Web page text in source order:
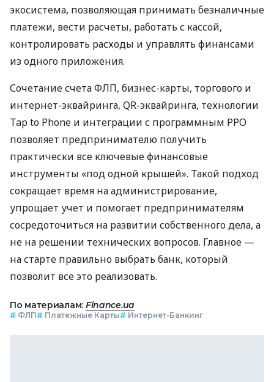
экосистема, позволяющая принимать безналичные
платежи, вести расчеты, работать с кассой,
контролировать расходы и управлять финансами
из одного приложения.
Сочетание счета ФЛП, бизнес-карты, торгового и
интернет-эквайринга, QR-эквайринга, технологии
Tap to Phone и интеграции с программным РРО
позволяет предпринимателю получить
практически все ключевые финансовые
инструменты «под одной крышей». Такой подход
сокращает время на администрирование,
упрощает учет и помогает предпринимателям
сосредоточиться на развитии собственного дела, а
не на решении технических вопросов. Главное —
на старте правильно выбрать банк, который
позволит все это реализовать.
По материалам: Finance.ua
# ФЛП# Платежные Карты# Интернет-Банкинг